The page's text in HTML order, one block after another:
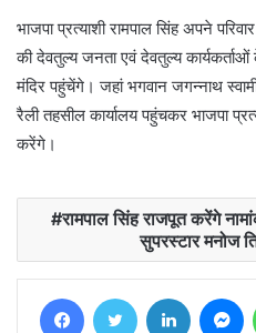
भाजपा प्रत्याशी रामपाल सिंह अपने
की देवतुल्य जनता एवं देवतुल्य
मंदिर पहुंचेंगे। जहां भगवान जगन्नाथ
रैली तहसील कार्यालय पहुंचकर भाजपा
करेंगे।
रामपाल सिंह राजपूत करेंगे
सुपरस्टार मनोज
FacebookTwitter LinkedIn